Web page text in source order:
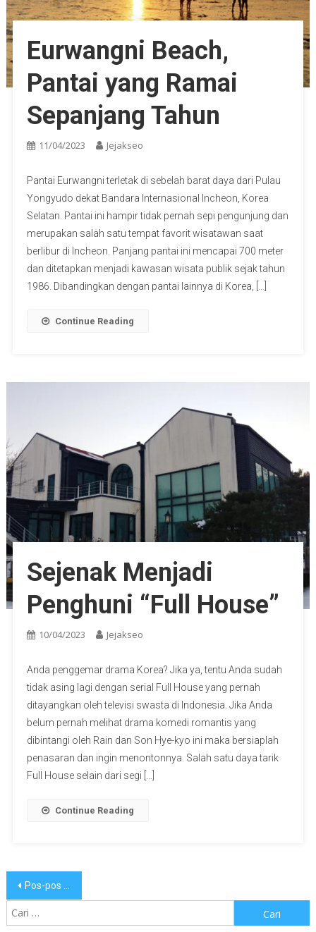
Eurwangni Beach,
Pantai yang Ramai
Sepanjang Tahun
11/04/2023 Jejakseo
Pantai Eurwangni terletak di sebelah barat daya dari Pulau
Yongyudo dekat Bandara Internasional Incheon, Korea
Selatan. Pantai ini hampir tidak pernah sepi pengunjung dan
merupakan salah satu tempat favorit wisatawan saat
berlibur di Incheon. Panjang pantai ini mencapai 700 meter
dan ditetapkan menjadi kawasan wisata publik sejak tahun
1986. Dibandingkan dengan pantai lainnya di Korea, […]
Continue Reading
Sejenak Menjadi
Penghuni “Full House”
10/04/2023 Jejakseo
Anda penggemar drama Korea? Jika ya, tentu Anda sudah
tidak asing lagi dengan serial Full House yang pernah
ditayangkan oleh televisi swasta di Indonesia. Jika Anda
belum pernah melihat drama komedi romantis yang
dibintangi oleh Rain dan Son Hye-kyo ini maka bersiaplah
penasaran dan ingin menontonnya. Salah satu daya tarik
Full House selain dari segi […]
Continue Reading
Navigasi
pos
Pos-pos lama
untuk: